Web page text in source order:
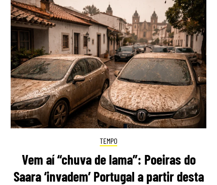
TEMPO
Vem aí “chuva de lama”: Poeiras do
Saara ‘invadem’ Portugal a partir desta